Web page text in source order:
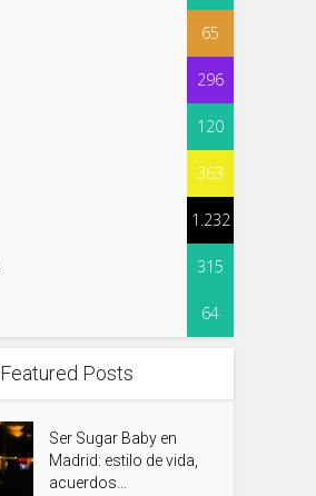
65
296
120
363
1.232
315
64
Featured Posts
Ser Sugar Baby en
Madrid: estilo de vida,
acuerdos...